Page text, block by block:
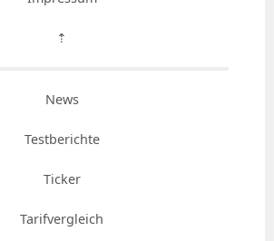
⇡
News
Testberichte
Ticker
Tarifvergleich